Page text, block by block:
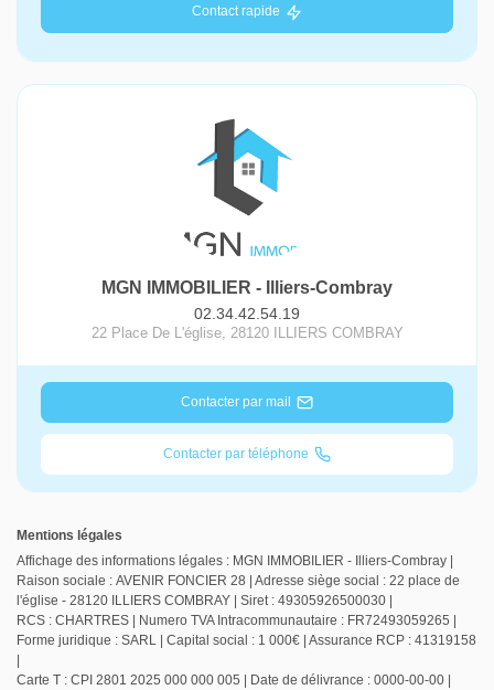
Contact rapide
MGN IMMOBILIER - Illiers-Combray
02.34.42.54.19
22 Place De L'église, 28120 ILLIERS COMBRAY
Contacter par mail
Contacter par téléphone
Mentions légales
Affichage des informations légales : MGN IMMOBILIER - Illiers-Combray |
Raison sociale : AVENIR FONCIER 28 | Adresse siège social : 22 place de
l'église - 28120 ILLIERS COMBRAY | Siret : 49305926500030 |
RCS : CHARTRES | Numero TVA Intracommunautaire : FR72493059265 |
Forme juridique : SARL | Capital social : 1 000€ | Assurance RCP : 41319158
Carte T : CPI 2801 2025 000 000 005 | Date de délivrance : 0000-00-00 |